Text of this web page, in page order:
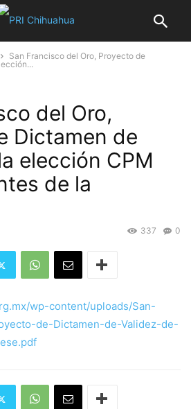
San Francisco del Oro, Proyecto de
del Oro,
Dictamen de
elección CPM
de la
0
337
wp-content/uploads/San-
de-Dictamen-de-Validez-de-